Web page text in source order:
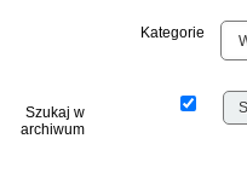
Kategorie
Szukaj w
archiwum